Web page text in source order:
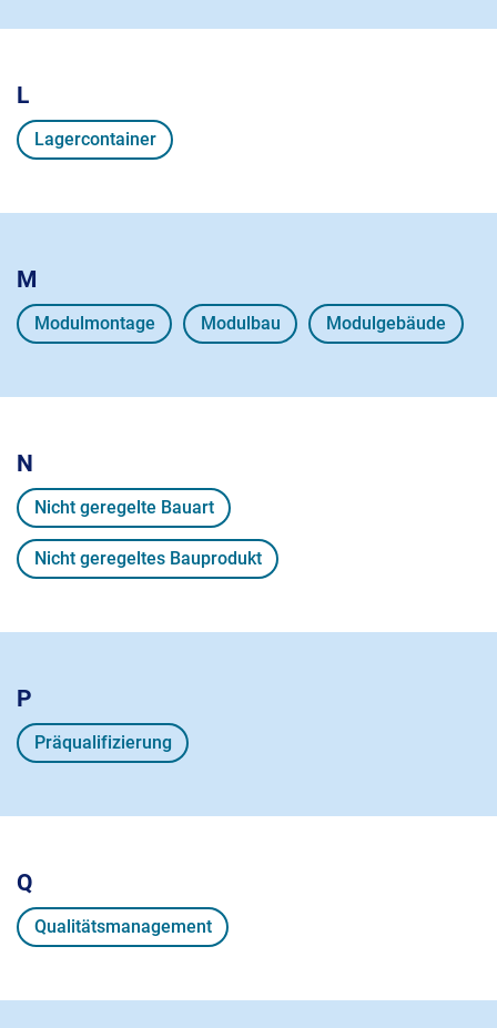
L
Lagercontainer
M
Modulmontage Modulbau Modulgebäude
N
Nicht geregelte Bauart
Nicht geregeltes Bauprodukt
P
Präqualifizierung
Q
Qualitätsmanagement